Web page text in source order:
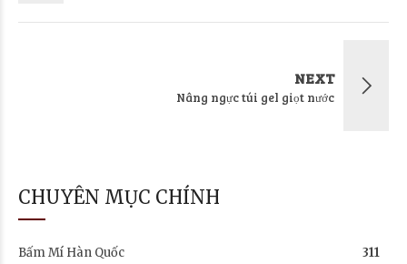
NEXT
Nâng ngực túi gel giọt nước
CHUYÊN MỤC CHÍNH
Bấm Mí Hàn Quốc 311